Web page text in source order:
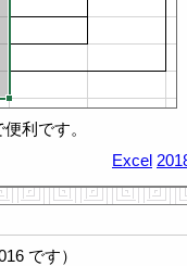
利です。
Excel
です）